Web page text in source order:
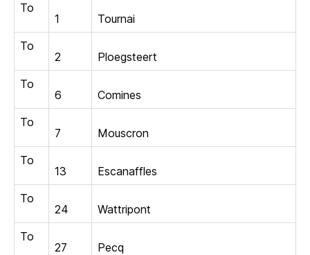
To
1
Tournai
To
2
Ploegsteert
To
6
Comines
To
7
Mouscron
To
13
Escanaffles
To
24
Wattripont
To
27
Pecq